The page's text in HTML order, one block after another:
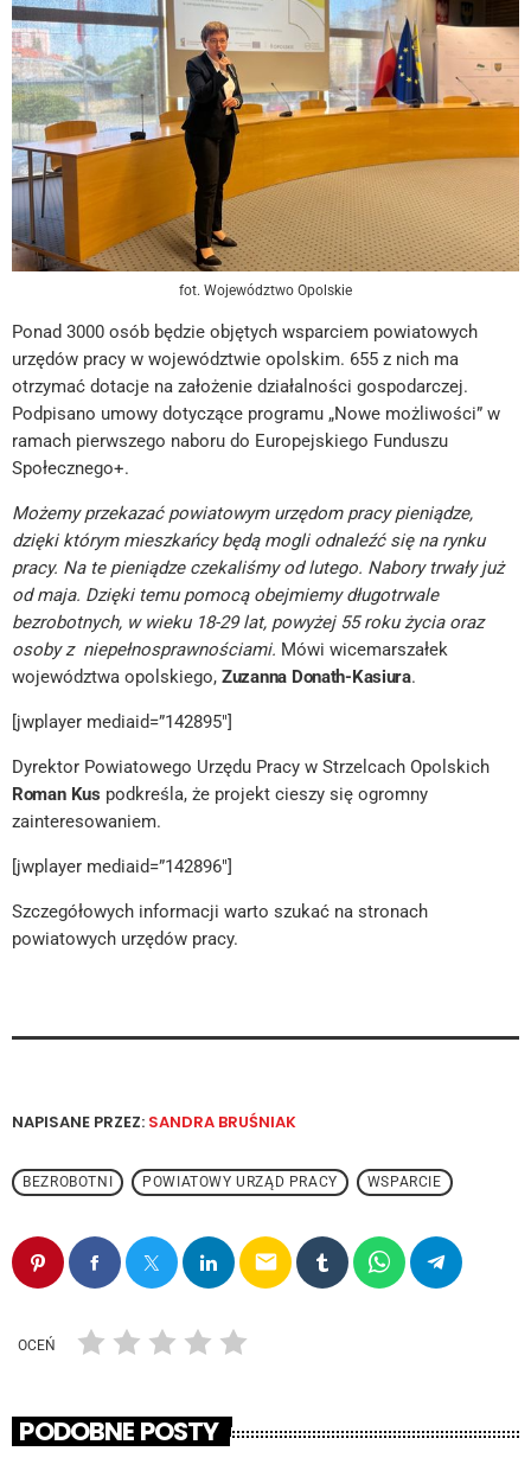
fot. Województwo Opolskie
Ponad 3000 osób będzie objętych wsparciem powiatowych
urzędów pracy w województwie opolskim. 655 z nich ma
otrzymać dotacje na założenie działalności gospodarczej.
Podpisano umowy dotyczące programu „Nowe możliwości” w
ramach pierwszego naboru do Europejskiego Funduszu
Społecznego+.
Możemy przekazać powiatowym urzędom pracy pieniądze,
dzięki którym mieszkańcy będą mogli odnaleźć się na rynku
pracy. Na te pieniądze czekaliśmy od lutego. Nabory trwały już
od maja. Dzięki temu pomocą obejmiemy długotrwale
bezrobotnych, w wieku 18-29 lat, powyżej 55 roku życia oraz
osoby z niepełnosprawnościami. Mówi wicemarszałek
województwa opolskiego, Zuzanna Donath-Kasiura.
[jwplayer mediaid=”142895″]
Dyrektor Powiatowego Urzędu Pracy w Strzelcach Opolskich
Roman Kus podkreśla, że projekt cieszy się ogromny
zainteresowaniem.
[jwplayer mediaid=”142896″]
Szczegółowych informacji warto szukać na stronach
powiatowych urzędów pracy.
NAPISANE PRZEZ: SANDRA BRUŚNIAK
BEZROBOTNI POWIATOWY URZĄD PRACY WSPARCIE
email
OCEŃ
PODOBNE POSTY